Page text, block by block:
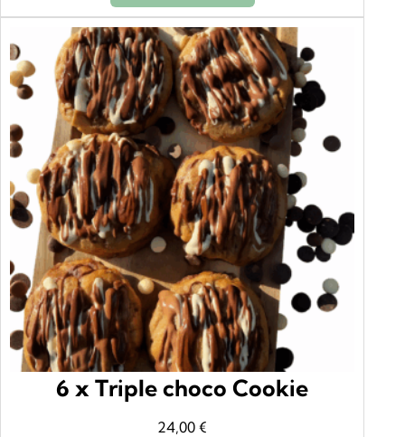
6 x Triple choco Cookie
24,00€